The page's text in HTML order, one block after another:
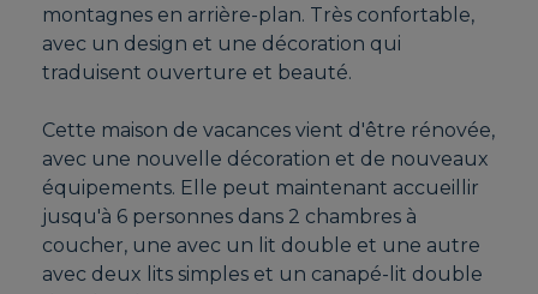
montagnes en arrière-plan. Très confortable,
avec un design et une décoration qui
traduisent ouverture et beauté.
Cette maison de vacances vient d'être rénovée,
avec une nouvelle décoration et de nouveaux
équipements. Elle peut maintenant accueillir
jusqu'à 6 personnes dans 2 chambres à
coucher, une avec un lit double et une autre
avec deux lits simples et un canapé-lit double